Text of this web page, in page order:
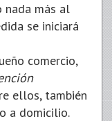
nada más al
se iniciará
comercio,
ellos, también
a domicilio.